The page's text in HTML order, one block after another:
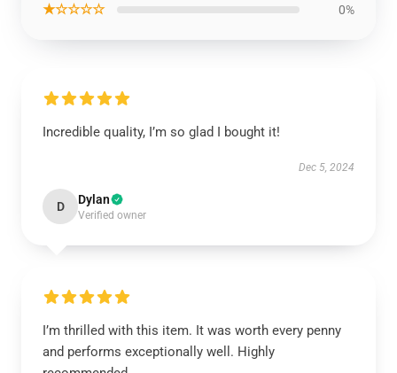
★☆☆☆☆ 0%
Incredible quality, I’m so glad I bought it!
Dec 5, 2024
D Dylan
Verified owner
I’m thrilled with this item. It was worth every penny
and performs exceptionally well. Highly